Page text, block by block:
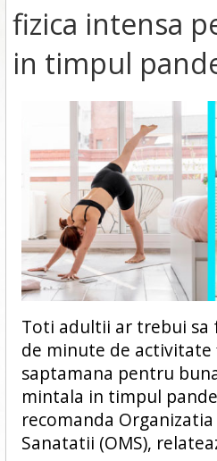
fizica intensa
in timpul
Toti adultii ar trebui sa
de minute de activitate
saptamana pentru
mintala in timpul
recomanda
Sanatatii (OMS),